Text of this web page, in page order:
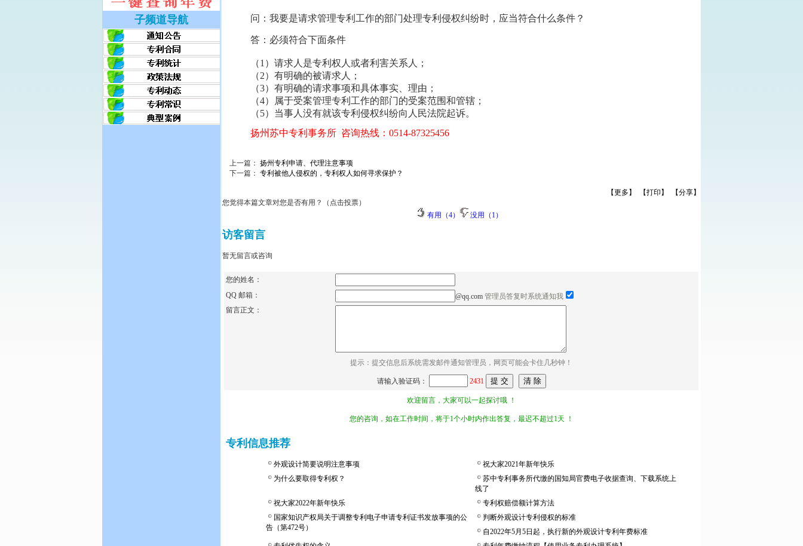
子频道导航 问：我要是请求管理专利工作的部门处理专利侵权纠纷时，应当符合什么条件？
答：必须符合下面条件
（1）请求人是专利权人或者利害关系人；
（2）有明确的被请求人；
（3）有明确的请求事项和具体事实、理由；
（4）属于受案管理专利工作的部门的受案范围和管辖；
（5）当事人没有就该专利侵权纠纷向人民法院起诉。
扬州苏中专利事务所 咨询热线：0514-87325456
上一篇： 扬州专利申请、代理注意事项
下一篇： 专利被他人侵权的，专利权人如何寻求保护？
【更多】 【打印】
【分享】
您觉得本篇文章对您是否有用？（点击投票）
有用（4）
没用（1）
访客留言
暂无留言或咨询
您的姓名：
QQ 邮箱：
@qq.com 管理员答复时系统通知我
留言正文：
提示：提交信息后系统需发邮件通知管理员，网页可能会卡住几秒钟！
请输入验证码： 2431
欢迎留言，大家可以一起探讨哦 ！
您的咨询，如在工作时间，将于1个小时内作出答复，最迟不超过1天 ！
专利信息推荐
外观设计简要说明注意事项
祝大家2021年新年快乐
为什么要取得专利权？
苏中专利事务所代缴的国知局官费电子收据查询、下载系统上
线了
祝大家2022年新年快乐
专利权赔偿额计算方法
国家知识产权局关于调整专利电子申请专利证书发放事项的公
告（第472号）
判断外观设计专利侵权的标准
自2022年5月5日起，执行新的外观设计专利年费标准